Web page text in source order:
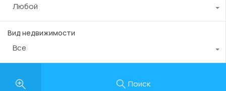
Любой
Вид недвижимости
Все
Поиск